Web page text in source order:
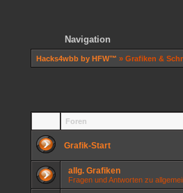
Navigation
Hacks4wbb by HFW™ » Grafiken &
Foren
Grafik-Start
allg. Grafiken
Fragen und Antworten zu